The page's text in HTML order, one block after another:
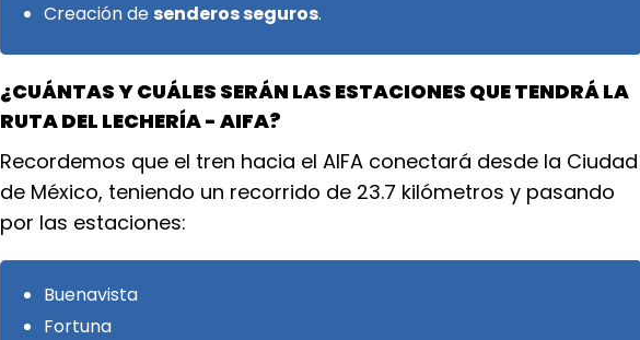
Creación de senderos seguros.
¿CUÁNTAS Y CUÁLES SERÁN LAS ESTACIONES QUE TENDRÁ LA
RUTA DEL LECHERÍA - AIFA?
Recordemos que el tren hacia el AIFA conectará desde la Ciudad
de México, teniendo un recorrido de 23.7 kilómetros y pasando
por las estaciones:
Buenavista
Fortuna